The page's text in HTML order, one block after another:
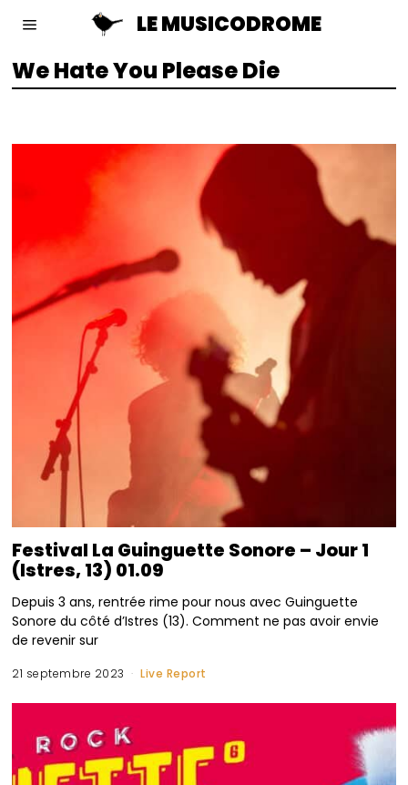
LE MUSICODROME
We Hate You Please Die
Festival La Guinguette Sonore – Jour 1
(Istres, 13) 01.09
Depuis 3 ans, rentrée rime pour nous avec Guinguette
Sonore du côté d’Istres (13). Comment ne pas avoir envie
de revenir sur
21 septembre 2023 Live Report